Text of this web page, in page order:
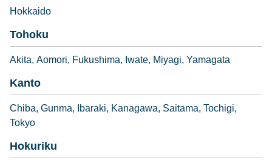
Hokkaido
Tohoku
Akita Aomori Fukushima Iwate Miyagi Yamagata
Kanto
Chiba Gunma Ibaraki Kanagawa Saitama Tochigi
Tokyo
Hokuriku